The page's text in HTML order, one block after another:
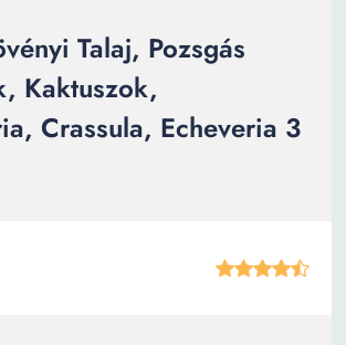
Talaj, Pozsgás
Kaktuszok,
Crassula, Echeveria 3